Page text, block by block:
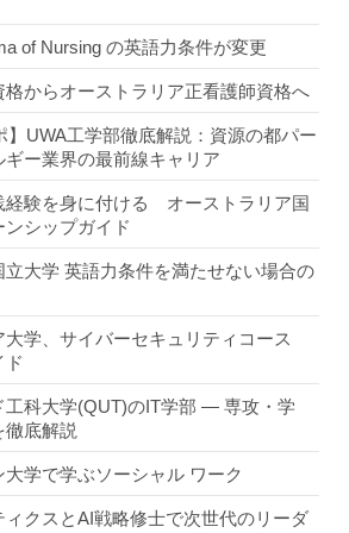
of Nursing の英語力条件が変更
格からオーストラリア正看護師資格へ
】UWA工学部徹底解説：資源の都パー
ギー業界の最前線キャリア
経験を身に付ける オーストラリア国
シップガイド
立大学 英語力条件を満たせない場合の
学、サイバーセキュリティコース
ド
工科大学(QUT)のIT学部 ― 専攻・学
徹底解説
学で学ぶソーシャル ワーク
ィクスとAI戦略修士で次世代のリーダ